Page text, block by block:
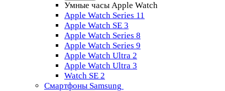
Умные часы Apple Watch
Apple Watch Series 11
Apple Watch SE 3
Apple Watch Series 8
Apple Watch Series 9
Apple Watch Ultra 2
Apple Watch Ultra 3
Watch SE 2
Смартфоны Samsung